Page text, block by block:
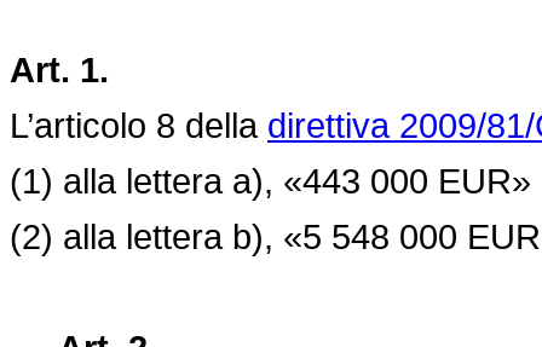
Art. 1.
L’articolo 8 della direttiva 2009/
(1) alla lettera a), «443 000
(2) alla lettera b), «5 548 000